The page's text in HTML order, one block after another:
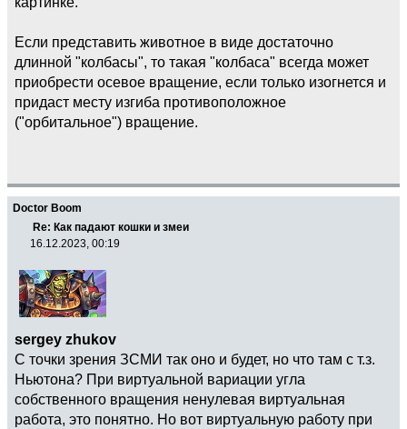
Если представить животное в виде достаточно
длинной "колбасы", то такая "колбаса" всегда может
приобрести осевое вращение, если только изогнется и
придаст месту изгиба противоположное
("орбитальное") вращение.
Doctor Boom
Re: Как падают кошки и змеи
16.12.2023, 00:19
sergey zhukov
С точки зрения ЗСМИ так оно и будет, но что там с т.з.
Ньютона? При виртуальной вариации угла
собственного вращения ненулевая виртуальная
работа, это понятно. Но вот виртуальную работу при